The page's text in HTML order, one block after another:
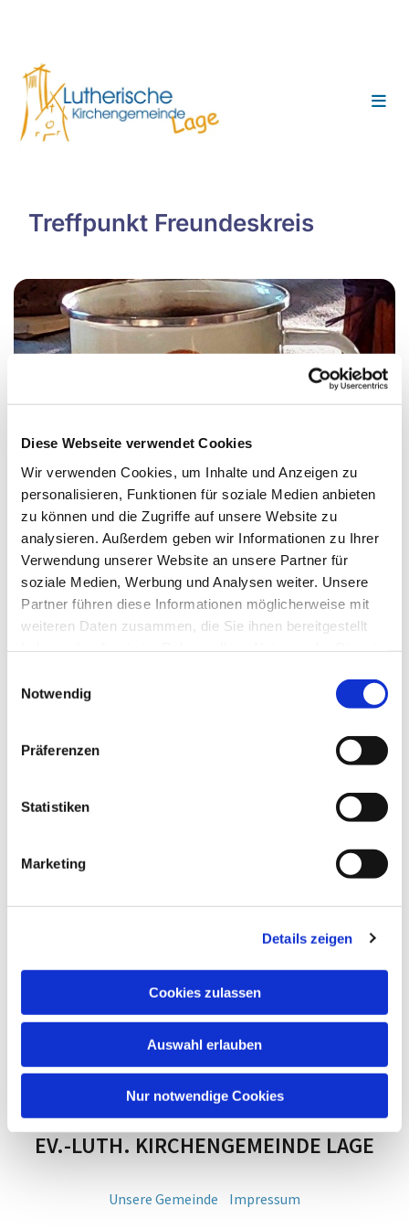
Diese Webseite verwendet Cookies
Wir verwenden Cookies, um Inhalte und Anzeigen zu
personalisieren, Funktionen für soziale Medien anbieten
zu können und die Zugriffe auf unsere Website zu
analysieren. Außerdem geben wir Informationen zu Ihrer
Verwendung unserer Website an unsere Partner für
soziale Medien, Werbung und Analysen weiter. Unsere
Partner führen diese Informationen möglicherweise mit
weiteren Daten zusammen, die Sie ihnen bereitgestellt
Notwendig
Präferenzen
Statistiken
Marketing
Details zeigen
Cookies zulassen
Auswahl erlauben
Nur notwendige Cookies
Treffpunkt Freundeskreis
Dienstag, 13. April 2027, 18:00 Uhr
Gemeindehaus, Sedanplatz 4, 32791
Lage
EV.-LUTH. KIRCHENGEMEINDE LAGE
Unsere Gemeinde Impressum